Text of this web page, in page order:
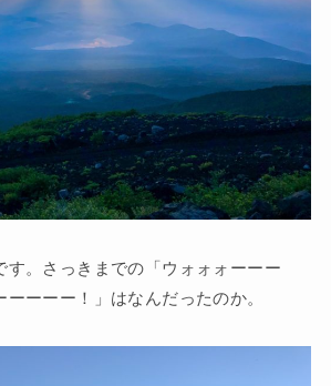
す。さっきまでの「ウォォォーーー
ーーー！」はなんだったのか。